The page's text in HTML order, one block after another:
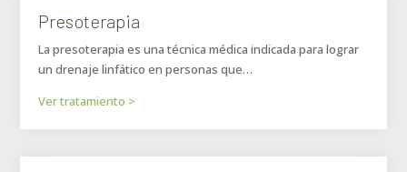
Presoterapia
La presoterapia es una técnica médica indicada para lograr
un drenaje linfático en personas que…
Ver tratamiento >